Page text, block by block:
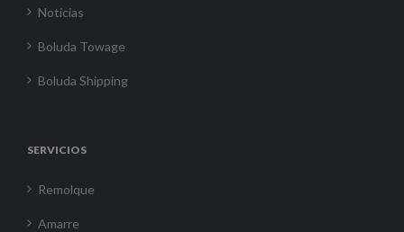
Noticias
Boluda Towage
Boluda Shipping
SERVICIOS
Remolque
Amarre